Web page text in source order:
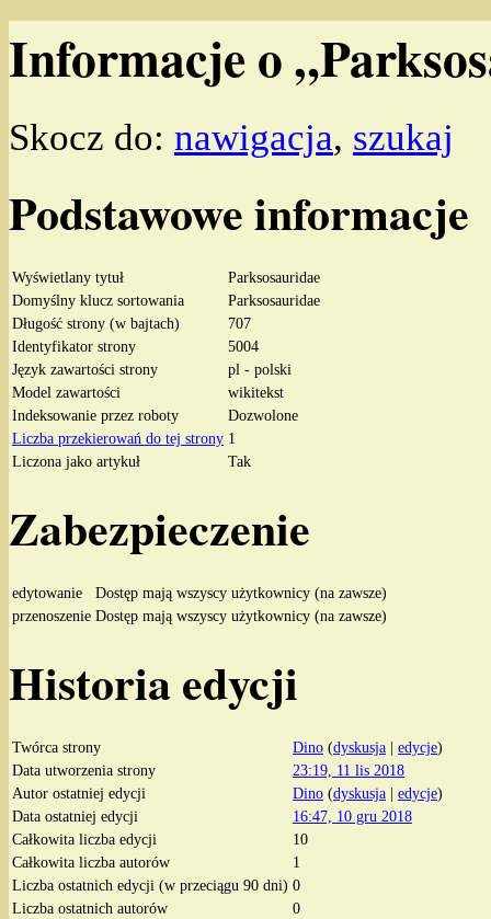
Informacje o
Skocz do: nawigacja, szukaj
Podstawowe informacje
Wyświetlany tytuł
Parksosauridae
Domyślny klucz sortowania
Parksosauridae
Długość strony (w bajtach)
707
Identyfikator strony
5004
Język zawartości strony
pl - polski
Model zawartości
wikitekst
Indeksowanie przez roboty
Dozwolone
Liczba przekierowań do tej strony 1
Liczona jako artykuł
Tak
Zabezpieczenie
edytowanie
Dostęp mają wszyscy użytkownicy (na zawsze)
przenoszenie Dostęp mają wszyscy użytkownicy (na zawsze)
Historia edycji
Twórca strony Dino (dyskusja | edycje)
Data utworzenia strony
23:19, 11 lis 2018
Autor ostatniej edycji
Dino (dyskusja | edycje)
Data ostatniej edycji
16:47, 10 gru 2018
Całkowita liczba edycji
10
Całkowita liczba autorów
1
Liczba ostatnich edycji (w przeciągu 90 dni) 0
Liczba ostatnich autorów
0